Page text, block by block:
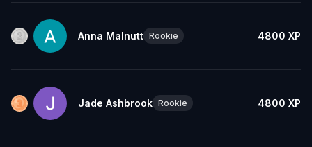
Anna Malnutt Rookie 4800 XP
Jade Ashbrook Rookie 4800 XP